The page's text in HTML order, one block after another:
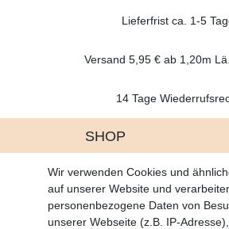
Lieferfrist ca. 1-5
Versand 5,95 € ab 1,20m
14 Tage
SHOP
Battrerie Gesetz
Fragen und Antworten
Zahlungsarten
Wir verwenden Cookies und
auf unserer Website und
personenbezogene Daten von
unserer Webseite (z.B. IP-